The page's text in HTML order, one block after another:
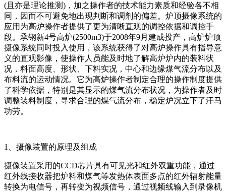
(且亦是理论推测)，加之操作者的技术能力素质和经验各不相
同，因而不可避免地出现判断和调剂的偏差。炉顶摄像系统的
应用为高炉操作者提供了更为清晰直观的调控依据和调控手
段。承钢新4号高炉(2500m3)于2008年9月建成投产，高炉炉顶
摄像系统同时投入使用，该系统获得了对高炉操作具有指导意
义的直观影像，使操作人员能及时地了解高炉炉内的装料状
况，料面高度、形状、下料实况，中心和边缘煤气流分布以及
布料流的运动情况。它为高炉操作者制定合理的操作制度提供
了科学依据，特别是其显示的煤气流分布状况，为操作者及时
调整装料制度，寻求合理的煤气流分布，稳定炉况立下了汗马
功劳。
1、摄像装置的原理及组成
摄像装置采用的CCD芯片具有可见光和红外双重功能，通过
红外线接收器把炉料和煤气等发热体表面多点的红外辐射能量
转换为电信号，再转变为视频信号，通过视频线输入到录像机